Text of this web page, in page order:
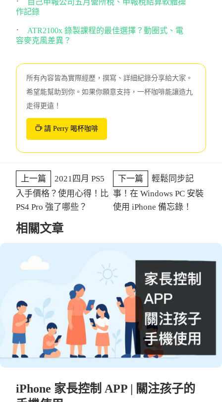
自己申報公司五月營所稅、申報稅結算軟體操
作記錄
ATR2100x 錄製課程的最佳選擇？動圈式、電
容麥克風差異？
所有內容皆為實際經歷，撰寫、詳細紀錄分享給大家。
希望能幫助到你。如果你願意支持，一杯咖啡能讓造九
走得更遠！
請 Perry 喝杯咖啡
上一篇
2021四月 PS5
入手價格？使用心得！比
PS4 Pro 強了哪些？
下一篇
輕鬆同步記
事！在 Windows PC 安裝
使用 iPhone 備忘錄！
相關文章
iPhone 家長控制 APP | 關注孩子的